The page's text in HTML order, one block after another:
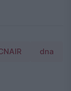
dna